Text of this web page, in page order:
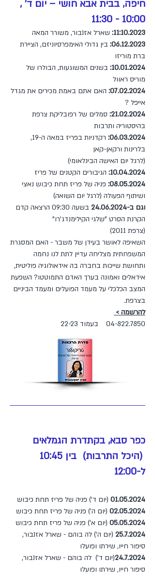
חיפה, בבית אבא חושי – יום ד' ,
10:00 - 11:30
11:10.2023: שארל אזנבור, משורר המאה
06.12.2023
: בין גדולי האימפרסיוניזם, הציירת
ברת מוריזו
10.01.2024
: בשנים המשוגעות, הבולרו של
מוריס ראוול
07.02.2024
: האם אתם באמת מכירים את מגדל
אייפל ?
21.02.2024
: סמלים של רפובליקת צרפת
בהיסטוריה ותרבות
06.03.2024
:
רקדניות בפריז במאה ה-19,
בלרינות ורקאן-קאן
(לרגל יום האישה הבינלאומי)
10.04.2024
: הגיבורים הקטנים של פריז
08.05.2024
: פניה של פריז תחת כיבוש נאצי
ושיתוף הפעולה (לרגל יום השואה)
וגם ב-24.06.2024
בשעה 09:30 הרצאה קדם
הקרנת הסרט "שלגי הקילימנדג'רו"
(צרפת 2011)
השאיפה לאושר בעידן של משבר - האם המסגרת
המשפחתית מצליחה עדיין לתת לנו נחמה
ותחושת שייכות בחברה בה אידאולוגיה פוליטית,
אידאלים ואמונה בערך האדם התמוטטו? השפעת
המצב הכלכלי על מעמד הפועלים ומעמד הביניים
בצרפת.
להרשמה >
04-822.7850 בעמוד 22-23
כפר סבא, בקתדרת הגמלאים
(היכל התרבות) בין 10:45
ל-12:00
01.05.2024 (יום ד') פניה של פריז תחת כיבוש
02.05.2024 (יום ה') פניה של פריז תחת כיבוש
05.05.2024 (יום א') פניה של פריז תחת כיבוש
25.7.2024
(יום ה') לה בוהם - שארל אזנבור,
סיפור חייו, שירתו ופועלו
24.7.2024(יום ד') לה בוהם - שארל אזנבור,
סיפור חייו, שירתו ופועלו